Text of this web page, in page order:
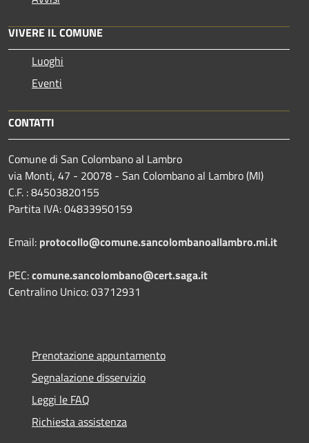
VIVERE IL COMUNE
Luoghi
Eventi
CONTATTI
Comune di San Colombano al Lambro
via Monti, 47 - 20078 - San Colombano al Lambro (MI)
C.F. : 84503820155
Partita IVA: 04833950159
Email: protocollo@comune.sancolombanoallambro.mi.it
PEC:comune.sancolombano@cert.saga.it
Centralino Unico: 03712931
Prenotazione appuntamento
Segnalazione disservizio
Leggi le FAQ
Richiesta assistenza